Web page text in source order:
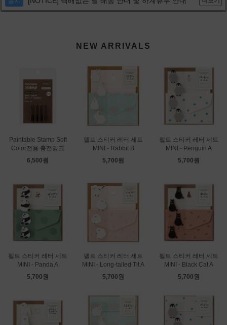
NEW ARRIVALS
Paintable Stamp Soft
Color전용 충전잉크
6,500원
펠트 스티커 레터 세트
MINI - Rabbit B
5,700원
펠트 스티커 레터 세트
MINI - Penguin A
5,700원
펠트 스티커 레터 세트
MINI - Panda A
5,700원
펠트 스티커 레터 세트
MINI - Long-tailed Tit A
5,700원
펠트 스티커 레터 세트
MINI - Black Cat A
5,700원